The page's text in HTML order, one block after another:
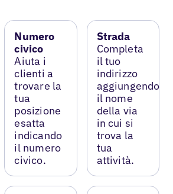
Numero
civico
Aiuta i
clienti a
trovare la
tua
posizione
esatta
indicando
il numero
civico.
Strada
Completa
il tuo
indirizzo
aggiungendo
il nome
della via
in cui si
trova la
tua
attività.